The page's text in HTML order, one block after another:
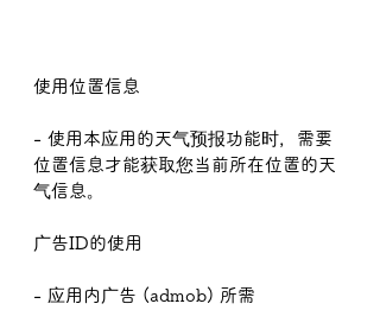
使用位置信息
- 使用本应用的天气预报功能时，需要
位置信息才能获取您当前所在位置的天
气信息。
广告ID的使用
- 应用内广告 (admob) 所需